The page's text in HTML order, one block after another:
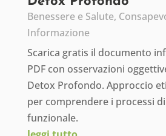
Benessere e Salute,
Informazione
Scarica gratis il documento
PDF con osservazioni
Detox Profondo. Approccio
per comprendere i processi
funzionale.